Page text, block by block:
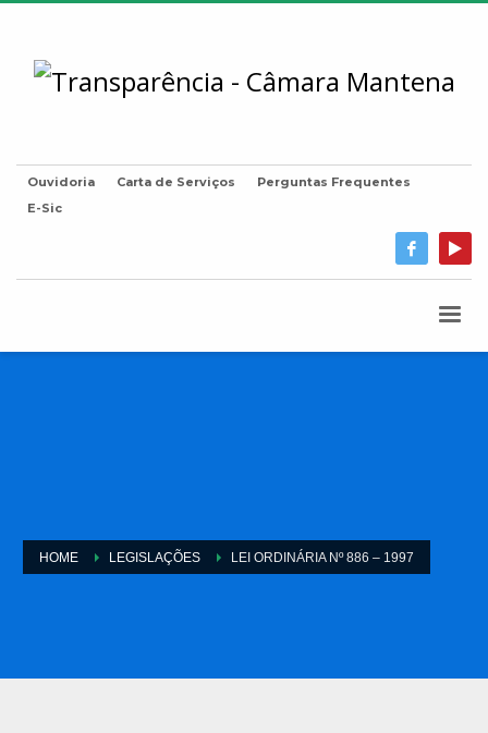
Ouvidoria Carta de Serviços
Perguntas Frequentes
E-Sic
HOME LEGISLAÇÕES LEI ORDINÁRIA Nº 886 – 1997